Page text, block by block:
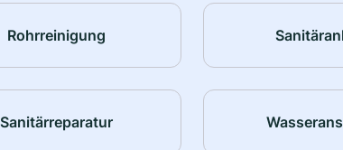
Rohrreinigung
Sanitärreparatur